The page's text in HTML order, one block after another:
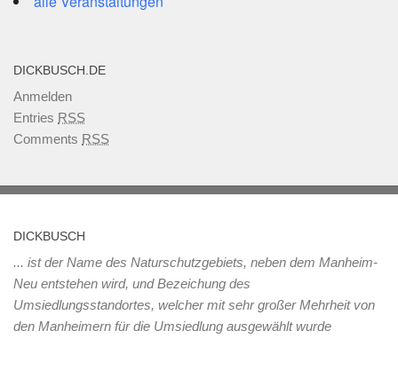
DICKBUSCH.DE
Anmelden
Entries RSS
Comments RSS
DICKBUSCH
... ist der Name des Naturschutzgebiets, neben dem Manheim-
Neu entstehen wird, und Bezeichung des
Umsiedlungsstandortes, welcher mit sehr großer Mehrheit von
den Manheimern für die Umsiedlung ausgewählt wurde